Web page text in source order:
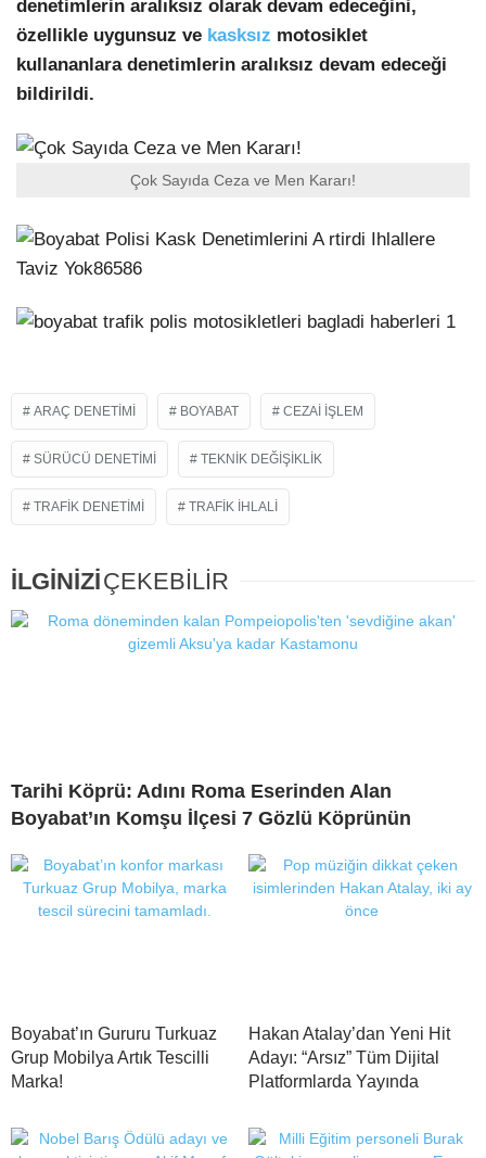
denetimlerin aralıksız olarak devam edeceğini,
özellikle uygunsuz ve kasksız motosiklet
kullananlara denetimlerin aralıksız devam edeceği
bildirildi.
Çok Sayıda Ceza ve Men Kararı!
ARAÇ DENETIMI BOYABAT CEZAI IŞLEM
SÜRÜCÜ DENETIMI TEKNIK DEĞIŞIKLIK
TRAFIK DENETIMI TRAFIK IHLALI
İLGİNİZİÇEKEBİLİR
Tarihi Köprü: Adını Roma Eserinden Alan
Boyabat’ın Komşu İlçesi 7 Gözlü Köprünün
Boyabat’ın Gururu Turkuaz
Grup Mobilya Artık Tescilli
Marka!
Hakan Atalay’dan Yeni Hit
Adayı: “Arsız” Tüm Dijital
Platformlarda Yayında